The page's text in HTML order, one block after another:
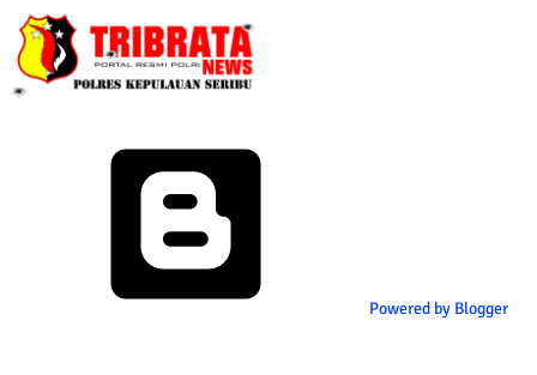
Powered by Blogger